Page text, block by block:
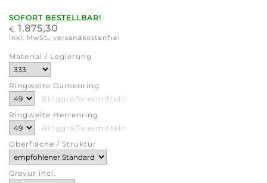
SOFORT BESTELLBAR!
€ 1.875,30
inkl. MwSt., versandkostenfrei
Material / Legierung
Ringweite Damenring
Ringgröße ermitteln
Ringweite Herrenring
Ringgröße ermitteln
Oberfläche / Struktur
Gravur incl.